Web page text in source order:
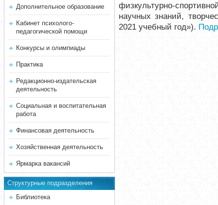
Дополнительное образование
Кабинет психолого-
педагогической помощи
Конкурсы и олимпиады
Практика
Редакционно-издательская
деятельность
Социальная и воспитательная
работа
Финансовая деятельность
Хозяйственная деятельность
Ярмарка вакансий
Структурные подразделения
Библиотека
физкультурно-
научных знаний,
2021 учебный год»).